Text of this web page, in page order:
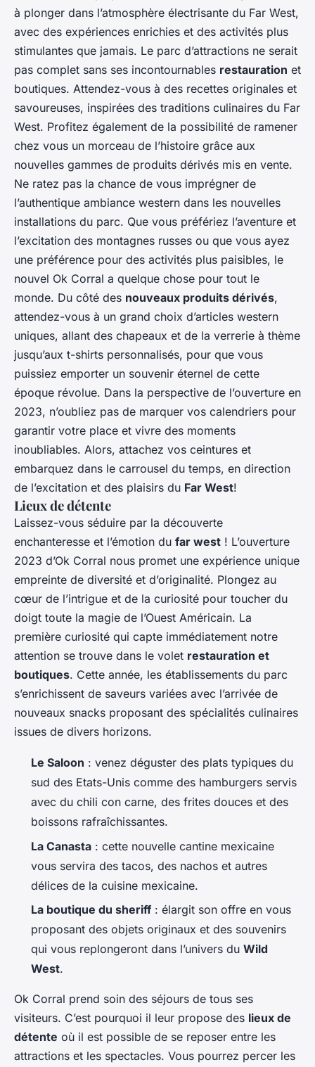
à plonger dans l’atmosphère électrisante du Far West,
avec des expériences enrichies et des activités plus
stimulantes que jamais. Le parc d’attractions ne serait
pas complet sans ses incontournables restauration et
boutiques. Attendez-vous à des recettes originales et
savoureuses, inspirées des traditions culinaires du Far
West. Profitez également de la possibilité de ramener
chez vous un morceau de l’histoire grâce aux
nouvelles gammes de produits dérivés mis en vente.
Ne ratez pas la chance de vous imprégner de
l’authentique ambiance western dans les nouvelles
installations du parc. Que vous préfériez l’aventure et
l’excitation des montagnes russes ou que vous ayez
une préférence pour des activités plus paisibles, le
nouvel Ok Corral a quelque chose pour tout le
monde. Du côté des nouveaux produits dérivés,
attendez-vous à un grand choix d’articles western
uniques, allant des chapeaux et de la verrerie à thème
jusqu’aux t-shirts personnalisés, pour que vous
puissiez emporter un souvenir éternel de cette
époque révolue. Dans la perspective de l’ouverture en
2023, n’oubliez pas de marquer vos calendriers pour
garantir votre place et vivre des moments
inoubliables. Alors, attachez vos ceintures et
embarquez dans le carrousel du temps, en direction
de l’excitation et des plaisirs du Far West!
Lieux de détente
Laissez-vous séduire par la découverte
enchanteresse et l’émotion du far west ! L’ouverture
2023 d’Ok Corral nous promet une expérience unique
empreinte de diversité et d’originalité. Plongez au
cœur de l’intrigue et de la curiosité pour toucher du
doigt toute la magie de l’Ouest Américain. La
première curiosité qui capte immédiatement notre
attention se trouve dans le volet restauration et
boutiques. Cette année, les établissements du parc
s’enrichissent de saveurs variées avec l’arrivée de
nouveaux snacks proposant des spécialités culinaires
issues de divers horizons.
Le Saloon : venez déguster des plats typiques du
sud des Etats-Unis comme des hamburgers servis
avec du chili con carne, des frites douces et des
boissons rafraîchissantes.
La Canasta : cette nouvelle cantine mexicaine
vous servira des tacos, des nachos et autres
délices de la cuisine mexicaine.
La boutique du sheriff : élargit son offre en vous
proposant des objets originaux et des souvenirs
qui vous replongeront dans l’univers du Wild
West.
Ok Corral prend soin des séjours de tous ses
visiteurs. C’est pourquoi il leur propose des lieux de
détente où il est possible de se reposer entre les
attractions et les spectacles. Vous pourrez percer les